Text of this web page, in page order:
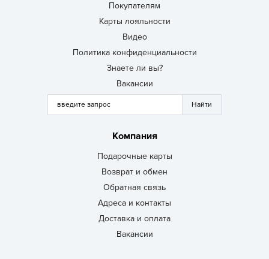
Покупателям
Карты лояльности
Видео
Политика конфиденциальности
Знаете ли вы?
Вакансии
Компания
Подарочные карты
Возврат и обмен
Обратная связь
Адреса и контакты
Доставка и оплата
Вакансии